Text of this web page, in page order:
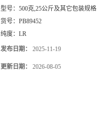
型号： 500克,25公斤及其它包装规格
货号： PB89452
纯度： LR
发布日期： 2025-11-19
更新日期： 2026-08-05